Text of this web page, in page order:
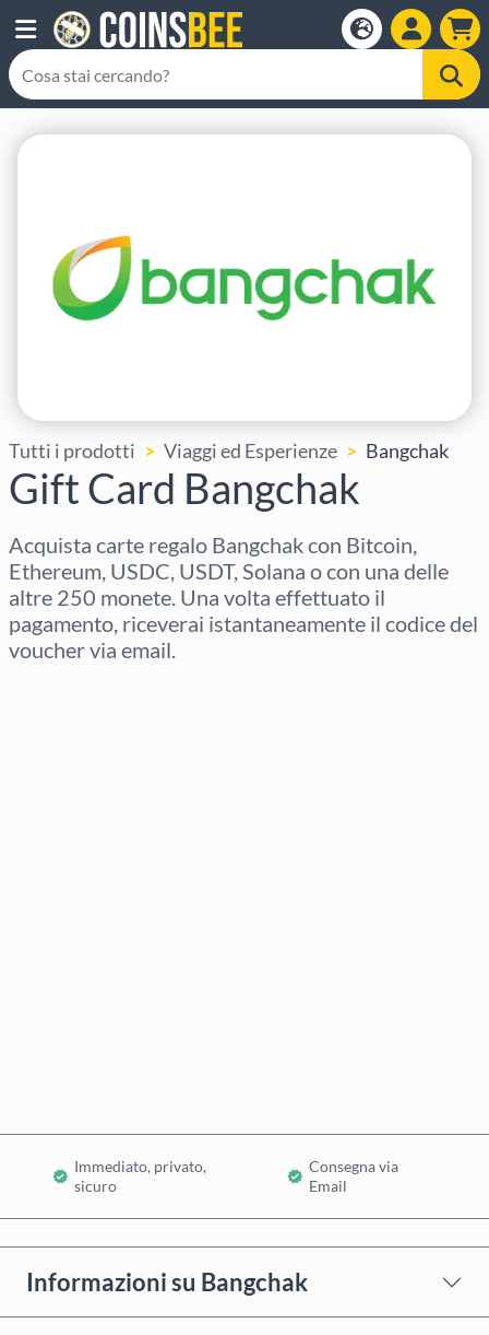
Tutti i prodotti Viaggi ed Esperienze Bangchak
Gift Card Bangchak
Acquista carte regalo Bangchak con Bitcoin,
Ethereum, USDC, USDT, Solana o con una delle
altre 250 monete. Una volta effettuato il
pagamento, riceverai istantaneamente il codice del
voucher via email.
Immediato, privato,
sicuro
Consegna via
Email
Informazioni su Bangchak